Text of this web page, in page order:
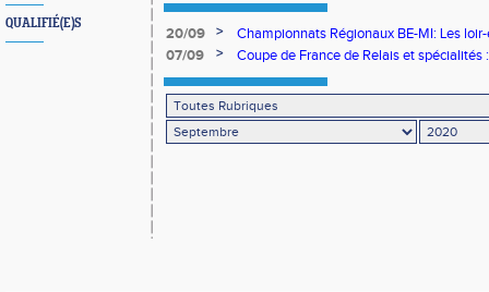
QUALIFIÉ(E)S
20/09 >
Championnats Régionaux BE-MI: Les
07/09
>
Coupe de France de Relais et